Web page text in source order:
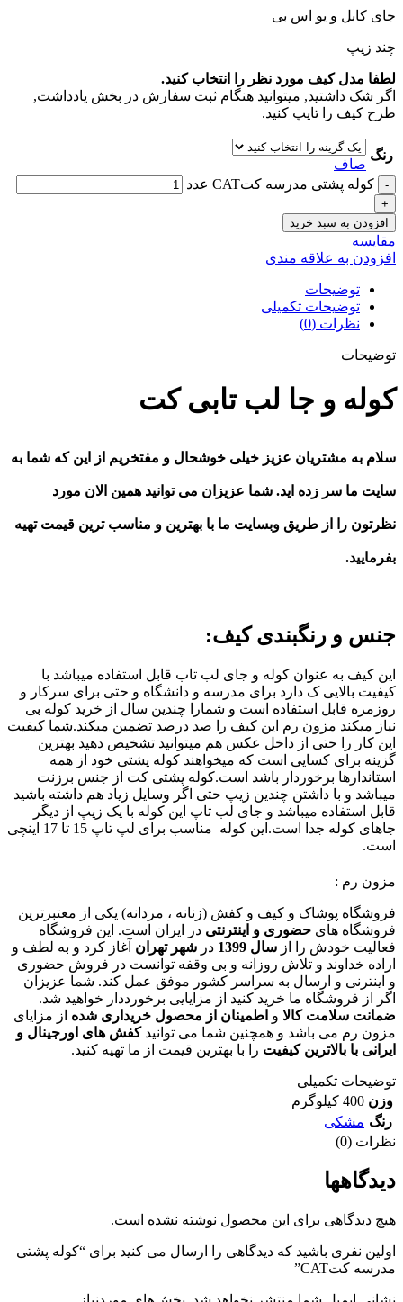
جای کابل و یو اس بی
چند زیپ
لطفا مدل کیف مورد نظر را انتخاب کنید.
اگر شک داشتید, میتوانید هنگام ثبت سفارش در بخش یادداشت,
طرح کیف را تایپ کنید.
رنگ
صاف
کوله پشتی مدرسه کتCAT عدد
افزودن به سبد خرید
مقايسه
افزودن به علاقه مندی
توضیحات
توضیحات تکمیلی
نظرات (0)
توضیحات
کوله و جا لب تابی کت
سلام به مشتریان عزیز خیلی خوشحال و مفتخریم از این که شما به
سایت ما سر زده اید. شما عزیزان می توانید همین الان مورد
نظرتون را از طریق وبسایت ما با بهترین و مناسب ترین قیمت تهیه
بفرمایید.
جنس و رنگبندی کیف:
این کیف به عنوان کوله و جای لب تاب قابل استفاده میباشد با
کیفیت بالایی ک دارد برای مدرسه و دانشگاه و حتی برای سرکار و
روزمره قابل استفاده است و شمارا چندین سال از خرید کوله بی
نیاز میکند مزون رم این کیف را صد درصد تضمین میکند.شما کیفیت
این کار را حتی از داخل عکس هم میتوانید تشخیص دهید بهترین
گزینه برای کسایی است که میخواهند کوله پشتی خود از همه
استاندارها برخوردار باشد است.کوله پشتی کت از جنس برزنت
میباشد و با داشتن چندین زیپ حتی اگر وسایل زیاد هم داشته باشید
قابل استفاده میباشد و جای لب تاپ این کوله با یک زیپ از دیگر
جاهای کوله جدا است.این کوله مناسب برای لپ تاپ 15 تا 17 اینچی
است.
مزون رم :
فروشگاه پوشاک و کیف و کفش (زنانه ، مردانه) یکی از معتبرترین
فروشگاه های حضوری و اینترنتی در ایران است. این فروشگاه
فعالیت خودش را از سال 1399 در شهر تهران آغاز کرد و به لطف و
اراده خداوند و تلاش روزانه و بی وقفه توانست در فروش حضوری
و اینترنی و ارسال به سراسر کشور موفق عمل کند. شما عزیزان
اگر از فروشگاه ما خرید کنید از مزایایی برخورددار خواهید شد.
ضمانت سلامت کالا و اطمینان از محصول خریداری شده از مزایای
مزون رم می باشد و همچنین شما می توانیدکفش های اورجینال و
ایرانی با بالاترین کیفیت را با بهترین قیمت از ما تهیه کنید.
توضیحات تکمیلی
وزن 400 کیلوگرم
رنگ مشکی
نظرات (0)
دیدگاهها
هیچ دیدگاهی برای این محصول نوشته نشده است.
اولین نفری باشید که دیدگاهی را ارسال می کنید برای “کوله پشتی
مدرسه کتCAT”